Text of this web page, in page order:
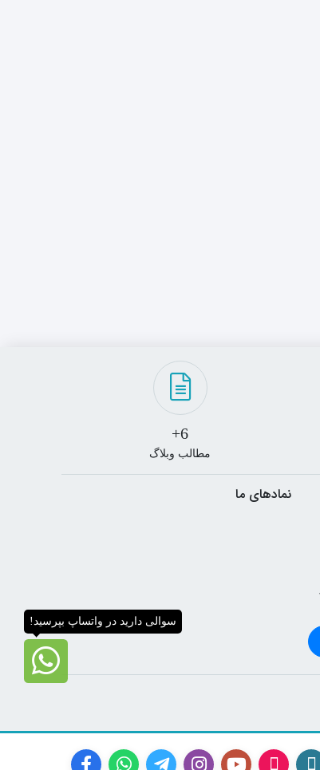
6+
مطالب وبلاگ
نمادهای ما
سوالی دارید در واتساپ بپرسید!